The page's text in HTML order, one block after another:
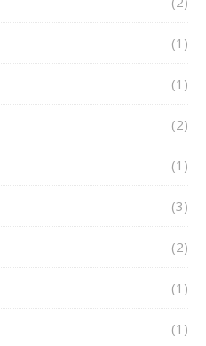
(1)
(1)
(2)
(1)
(3)
(2)
(1)
(1)